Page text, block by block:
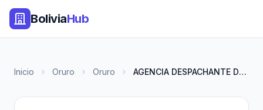
BoliviaHub
Inicio Oruro Oruro AGENCIA DESPACHANTE DE ADUANA...